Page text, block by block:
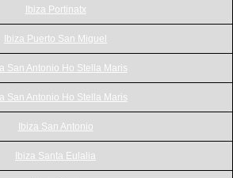
Ibiza Portinatx
Ibiza Puerto San Miguel
San Antonio Ho Stella Maris
San Antonio Ho Stella Maris
Ibiza San Antonio
Ibiza Santa Eulalia